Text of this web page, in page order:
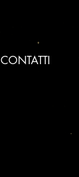
CONTATTI